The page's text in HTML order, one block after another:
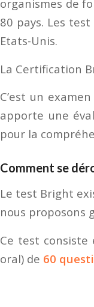
organismes de
80 pays. Les
Etats-Unis.
La Certification
C’est un
apporte une
pour la
Comment se
Le test Bright
nous proposons
Ce test consiste
oral) de 60